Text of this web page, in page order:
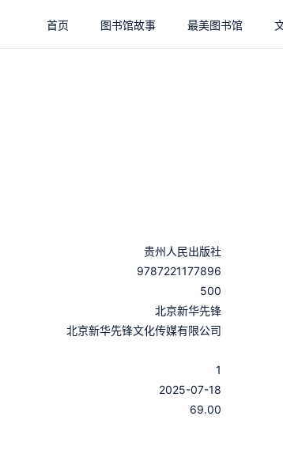
首页 图书馆故事 最美图书馆
贵州人民出版社
9787221177896
500
北京新华先锋
北京新华先锋文化传媒有限公司
1
2025-07-18
69.00